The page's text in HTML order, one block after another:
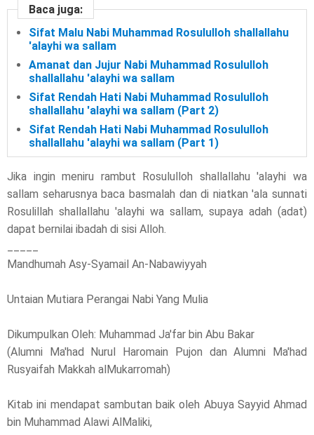
Baca juga:
Sifat Malu Nabi Muhammad Rosululloh shallallahu
'alayhi wa sallam
Amanat dan Jujur Nabi Muhammad Rosululloh
shallallahu 'alayhi wa sallam
Sifat Rendah Hati Nabi Muhammad Rosululloh
shallallahu 'alayhi wa sallam (Part 2)
Sifat Rendah Hati Nabi Muhammad Rosululloh
shallallahu 'alayhi wa sallam (Part 1)
Jika ingin meniru rambut Rosululloh shallallahu 'alayhi wa
sallam seharusnya baca basmalah dan di niatkan 'ala sunnati
Rosulillah shallallahu 'alayhi wa sallam, supaya adah (adat)
dapat bernilai ibadah di sisi Alloh.
Mandhumah Asy-Syamail An-Nabawiyyah
Untaian Mutiara Perangai Nabi Yang Mulia
Dikumpulkan Oleh: Muhammad Ja'far bin Abu Bakar
(Alumni Ma'had Nurul Haromain Pujon dan Alumni Ma'had
Rusyaifah Makkah alMukarromah)
Kitab ini mendapat sambutan baik oleh Abuya Sayyid Ahmad
bin Muhammad Alawi AlMaliki,